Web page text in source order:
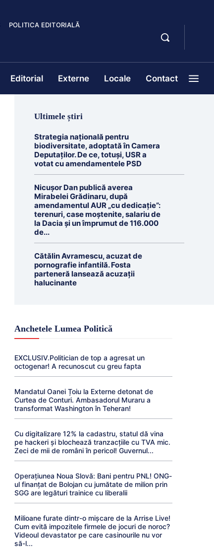
POLITICA EDITORIALĂ
Editorial Externe Locale Contact
Ultimele știri
Strategia națională pentru
biodiversitate, adoptată în Camera
Deputaților. De ce, totuși, USR a
votat cu amendamentele PSD
Nicușor Dan publică averea
Mirabelei Grădinaru, după
amendamentul AUR „cu dedicație”:
terenuri, case moștenite, salariu de
la Dacia și un împrumut de 116.000
de...
Cătălin Avramescu, acuzat de
pornografie infantilă. Fosta
parteneră lansează acuzații
halucinante
Anchetele Lumea Politică
EXCLUSIV.Politician de top a agresat un
octogenar! A recunoscut cu greu fapta
Mandatul Oanei Țoiu la Externe detonat de
Curtea de Conturi. Ambasadorul Muraru a
transformat Washington în Teheran!
Cu digitalizare 12% la cadastru, statul dă vina
pe hackeri și blochează tranzacțiile cu TVA mic.
Zeci de mii de români în pericol! Guvernul...
Operațiunea Noua Slovă: Bani pentru PNL! ONG-
ul finanțat de Bolojan cu jumătate de milion prin
SGG are legături trainice cu liberalii
Milioane furate dintr-o mișcare de la Arrise Live!
Cum evită impozitele firmele de jocuri de noroc?
Videoul devastator pe care casinourile nu vor
să-l...